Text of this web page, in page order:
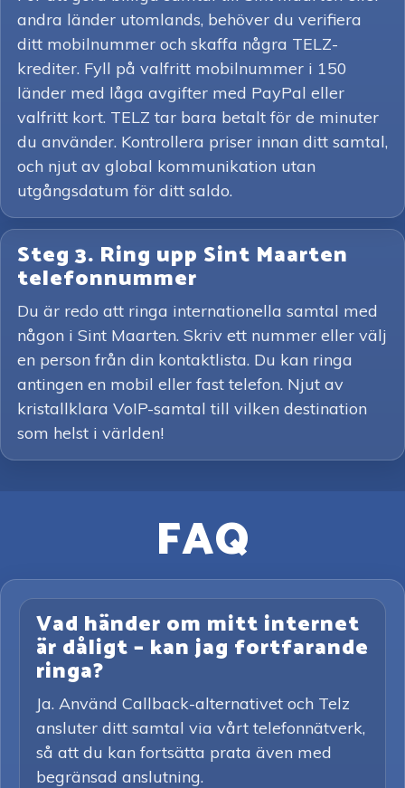
andra länder utomlands, behöver du verifiera
ditt mobilnummer och skaffa några TELZ-
krediter. Fyll på valfritt mobilnummer i 150
länder med låga avgifter med PayPal eller
valfritt kort. TELZ tar bara betalt för de minuter
du använder. Kontrollera priser innan ditt samtal,
och njut av global kommunikation utan
utgångsdatum för ditt saldo.
Steg 3. Ring upp Sint Maarten
telefonnummer
Du är redo att ringa internationella samtal med
någon i Sint Maarten. Skriv ett nummer eller välj
en person från din kontaktlista. Du kan ringa
antingen en mobil eller fast telefon. Njut av
kristallklara VoIP-samtal till vilken destination
som helst i världen!
FAQ
Vad händer om mitt internet
är dåligt – kan jag fortfarande
ringa?
Ja. Använd Callback-alternativet och Telz
ansluter ditt samtal via vårt telefonnätverk,
så att du kan fortsätta prata även med
begränsad anslutning.